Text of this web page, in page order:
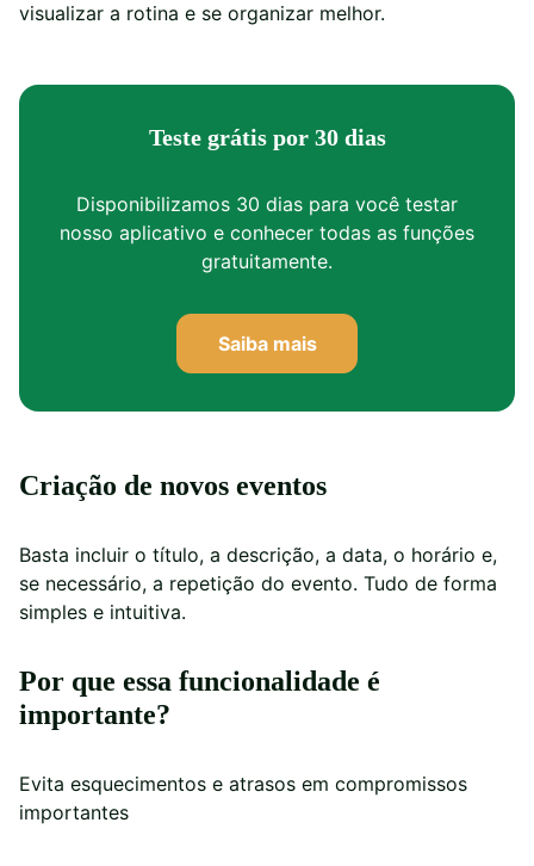
visualizar a rotina e se organizar melhor.
Teste grátis por 30 dias
Disponibilizamos 30 dias para você testar
nosso aplicativo e conhecer todas as funções
gratuitamente.
Saiba mais
Criação de novos eventos
Basta incluir o título, a descrição, a data, o horário e,
se necessário, a repetição do evento. Tudo de forma
simples e intuitiva.
Por que essa funcionalidade é
importante?
Evita esquecimentos e atrasos em compromissos
importantes